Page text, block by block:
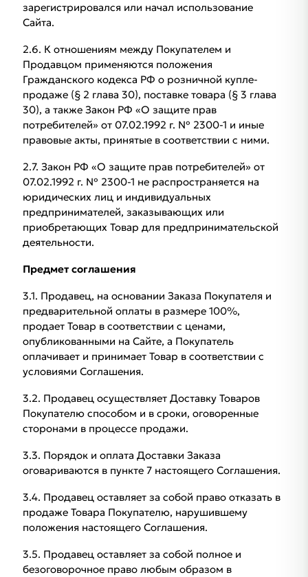
зарегистрировался или начал использование
Сайта.
2.6. К отношениям между Покупателем и
Продавцом применяются положения
Гражданского кодекса РФ о розничной купле-
продаже (§ 2 глава 30), поставке товара (§ 3 глава
30), а также Закон РФ «О защите прав
потребителей» от 07.02.1992 г. № 2300-1 и иные
правовые акты, принятые в соответствии с ними.
2.7. Закон РФ «О защите прав потребителей» от
07.02.1992 г. № 2300-1 не распространяется на
юридических лиц и индивидуальных
предпринимателей, заказывающих или
приобретающих Товар для предпринимательской
деятельности.
Предмет соглашения
3.1. Продавец, на основании Заказа Покупателя и
предварительной оплаты в размере 100%,
продает Товар в соответствии с ценами,
опубликованными на Сайте, а Покупатель
оплачивает и принимает Товар в соответствии с
условиями Соглашения.
3.2. Продавец осуществляет Доставку Товаров
Покупателю способом и в сроки, оговоренные
сторонами в процессе продажи.
3.3. Порядок и оплата Доставки Заказа
оговариваются в пункте 7 настоящего Соглашения.
3.4. Продавец оставляет за собой право отказать в
продаже Товара Покупателю, нарушившему
положения настоящего Соглашения.
3.5. Продавец оставляет за собой полное и
безоговорочное право любым образом в